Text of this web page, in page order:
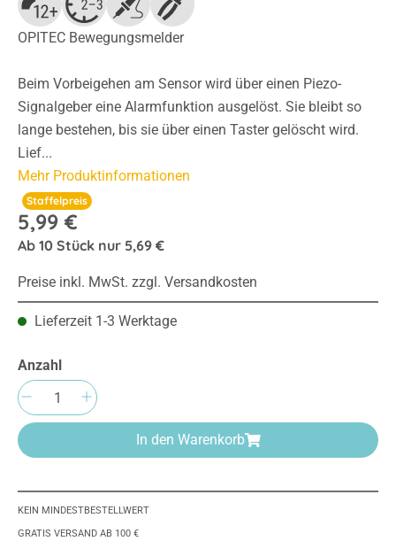
OPITEC Bewegungsmelder
Beim Vorbeigehen am Sensor wird über einen Piezo-
Signalgeber eine Alarmfunktion ausgelöst. Sie bleibt so
lange bestehen, bis sie über einen Taster gelöscht wird.
Lief...
Mehr Produktinformationen
Staffelpreis
5,99 €
Ab 10 Stück nur 5,69 €
Preise inkl. MwSt. zzgl. Versandkosten
Lieferzeit 1-3 Werktage
Anzahl
Produkt Anzahl: Gib den gewünschten
In den Warenkorb
KEIN MINDESTBESTELLWERT
GRATIS VERSAND AB 100 €